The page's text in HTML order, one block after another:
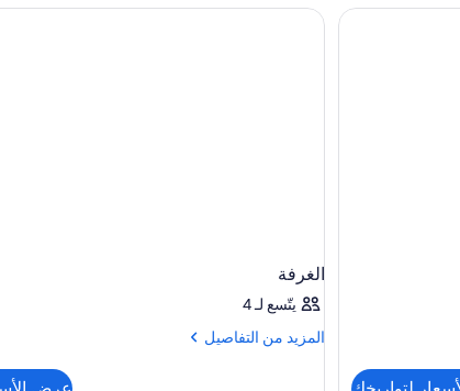
الغرفة
يتّسع لـ 4
المزيد من التفاصيل
المزيد